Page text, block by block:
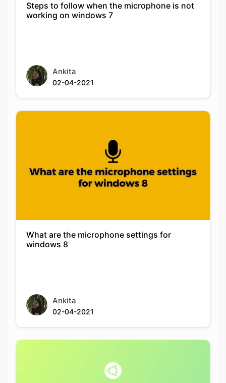
Steps to follow when the microphone is not
working on windows 7
Ankita
02-04-2021
What are the microphone settings for
windows 8
Ankita
02-04-2021